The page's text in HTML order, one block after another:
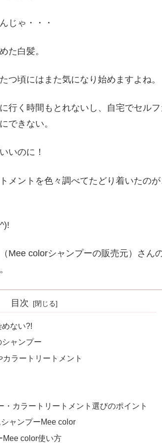
じゃ・・・
た白髪。
つ頃にはまた気になり始めますよね。
行く時間もとれないし、自宅でセルフ
できない。
いのに！
メントを色々調べてたどり着いたのが
Mee colorシャンプーの販売元）さん
目次
ない?!
ャンプー
ラートリートメント
・カラートリートメント選びのポイント
ャンプーMee color
Mee color使い方